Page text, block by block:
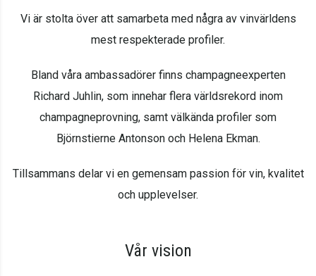
Vi är stolta över att samarbeta med några av vinvärldens
mest respekterade profiler.
Bland våra ambassadörer finns champagneexperten
Richard Juhlin, som innehar flera världsrekord inom
champagneprovning, samt välkända profiler som
Björnstierne Antonson och Helena Ekman.
Tillsammans delar vi en gemensam passion för vin, kvalitet
och upplevelser.
Vår vision